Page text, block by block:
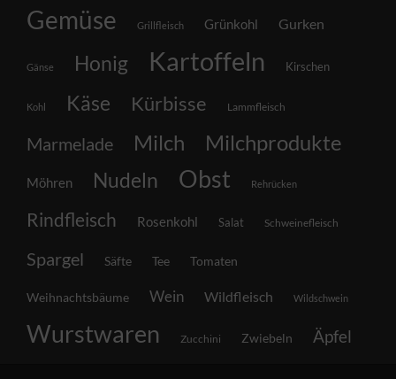
Gemüse Grillfleisch Grünkohl Gurken
Gänse Honig Kartoffeln Kirschen
Kohl Käse Kürbisse Lammfleisch
Marmelade Milch Milchprodukte
Möhren Nudeln Obst Rehrücken
Rindfleisch Rosenkohl Salat Schweinefleisch
Spargel Säfte Tee Tomaten
Weihnachtsbäume Wein Wildfleisch Wildschwein
Wurstwaren Zucchini Zwiebeln Äpfel